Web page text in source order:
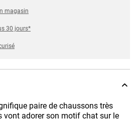
magasin
30 jours*
paire de chaussons très
vont adorer son motif chat sur le